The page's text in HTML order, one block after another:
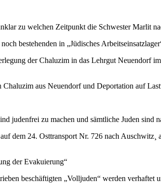
zu welchen Zeitpunkt die Schwester Marlit
bestehenden in „Jü­di­sches
der Chaluzim in das Lehrgut Neuendorf
aus Neuendorf und Deportation auf
judenfrei zu machen und sämtliche Juden sind
dem 24. Osttransport Nr. 726 nach
der Evakuierung“
beschäftigten „Volljuden“ werden verhaftet